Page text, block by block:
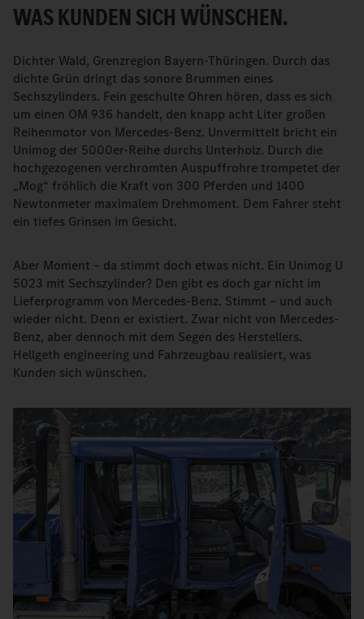
WAS KUNDEN SICH WÜNSCHEN.
Dichter Wald, Grenzregion Bayern-Thüringen. Durch das
dichte Grün dringt das sonore Brummen eines
Sechszylinders. Fein geschulte Ohren hören, dass es sich
um einen OM 936 handelt, den knapp acht Liter großen
Reihenmotor von Mercedes-Benz. Unvermittelt bricht ein
Unimog der 5000er-Reihe durchs Unterholz. Durch die
hochgezogenen verchromten Auspuffrohre trompetet der
„Mog“ fröhlich die Kraft von 300 Pferden und 1400
Newtonmeter maximalem Drehmoment. Dem Fahrer steht
ein tiefes Grinsen im Gesicht.
Aber Moment – da stimmt doch etwas nicht. Ein Unimog U
5023 mit Sechszylinder? Den gibt es doch gar nicht im
Lieferprogramm von Mercedes-Benz. Stimmt – und auch
wieder nicht. Denn er existiert. Zwar nicht von Mercedes-
Benz, aber dennoch mit dem Segen des Herstellers.
Hellgeth engineering und Fahrzeugbau realisiert, was
Kunden sich wünschen.